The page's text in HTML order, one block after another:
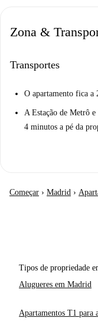
Zona &
Transportes
O apartamento fica a
A Estação de Metrô
4 minutos a pé da
Começar › Madrid ›
Tipos de propriedade
Alugueres em Madrid
Apartamentos T1 para